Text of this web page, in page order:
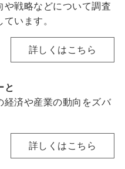
や戦略などについて調査
います。
詳しくはこちら
と
経済や産業の動向をズバ
詳しくはこちら